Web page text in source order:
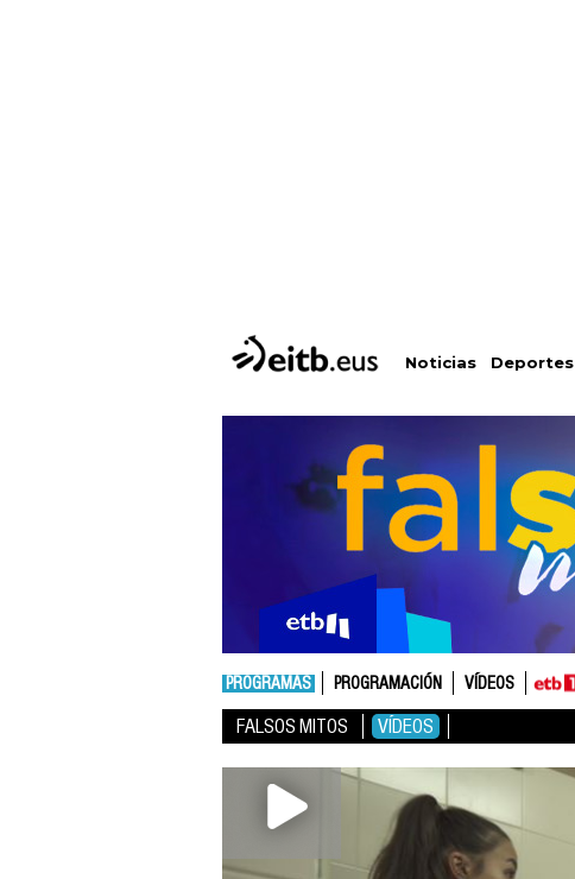
Noticias Deportes
PROGRAMAS PROGRAMACIÓN VÍDEOS
FALSOS MITOS VÍDEOS